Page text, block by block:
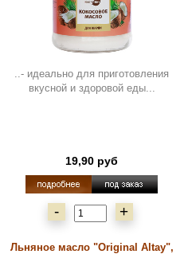
..- идеально для приготовления
вкусной и здоровой еды...
19,90 руб
- +
Льняное масло "Original Altay",